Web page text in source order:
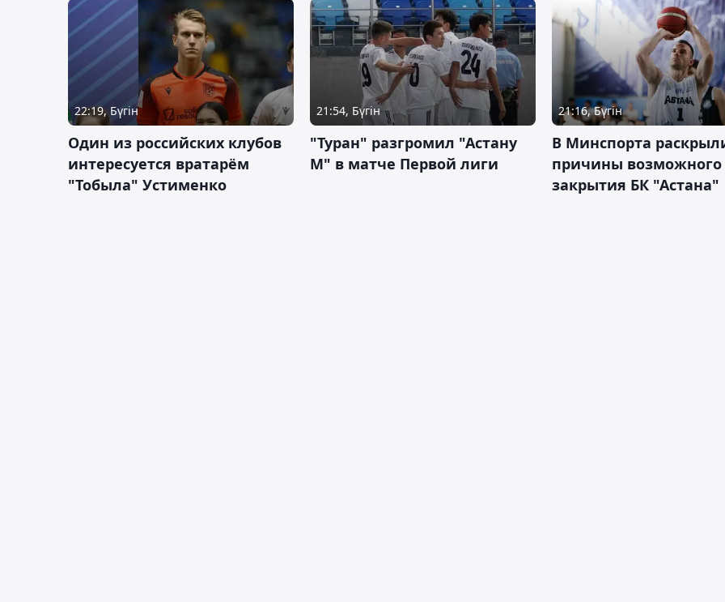
22:19, Бүгін
Один из российских клубов
интересуется вратарём
"Тобыла" Устименко
21:54, Бүгін
"Туран" разгромил "Астану
М" в матче Первой лиги
21:16, Бүгін
В Минспорта
причины возможного
закрытия БК "Астана"